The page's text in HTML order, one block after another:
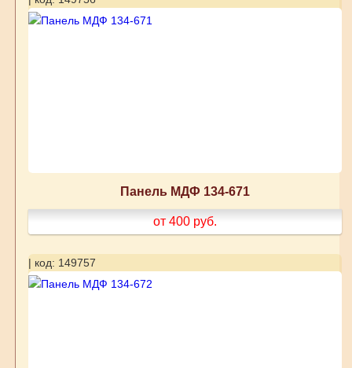
Панель МДФ 134-671
от 400 руб.
| код: 149757